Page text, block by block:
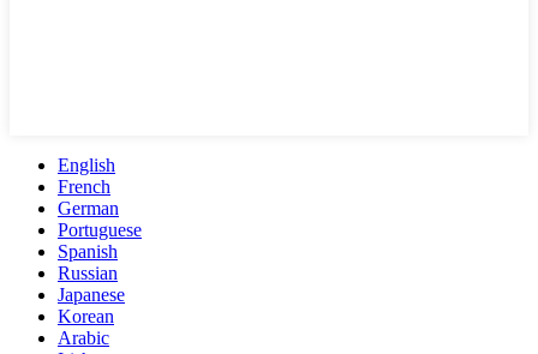
English
French
German
Portuguese
Spanish
Russian
Japanese
Korean
Arabic